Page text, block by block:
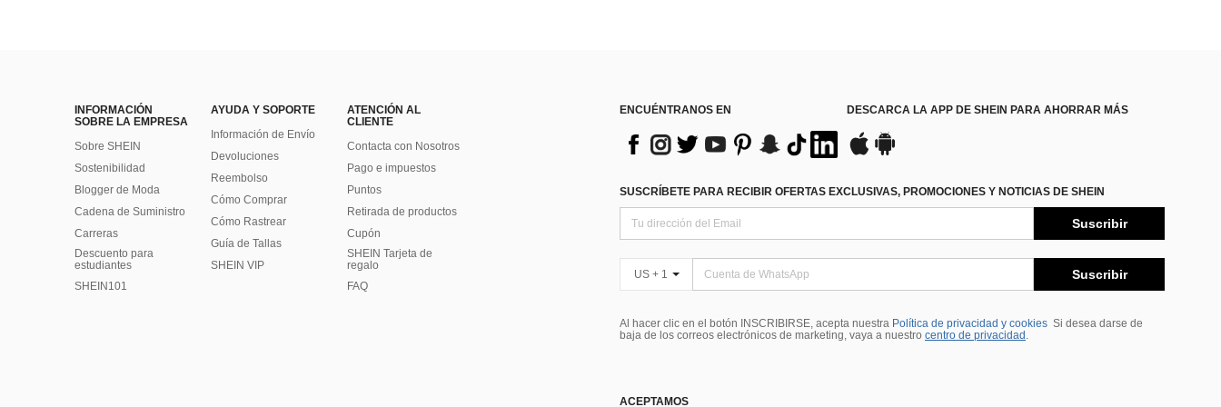
INFORMACIÓN
SOBRE LA EMPRESA
Sobre SHEIN
Sostenibilidad
Blogger de Moda
Cadena de Suministro
Carreras
Descuento para
estudiantes
SHEIN101
AYUDA Y SOPORTE
Información de Envío
Devoluciones
Reembolso
Cómo Comprar
Cómo Rastrear
Guía de Tallas
SHEIN VIP
ATENCIÓN AL
CLIENTE
Contacta con Nosotros
Pago e impuestos
Puntos
Retirada de productos
Cupón
SHEIN Tarjeta de
regalo
FAQ
ENCUÉNTRANOS EN DESCARCA LA APP DE SHEIN PARA AHORRAR MÁS
SUSCRÍBETE PARA RECIBIR OFERTAS EXCLUSIVAS, PROMOCIONES Y NOTICIAS DE SHEIN
Suscribir
US + 1 Suscribir
Al hacer clic en el botón INSCRIBIRSE, acepta nuestra Política de privacidad y cookies Si desea darse de
baja de los correos electrónicos de marketing, vaya a nuestro centro de privacidad .
ACEPTAMOS